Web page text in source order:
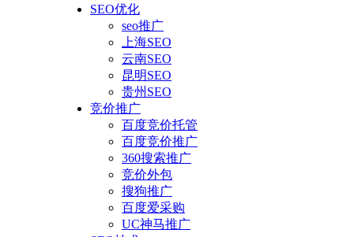
SEO优化
seo推广
上海SEO
云南SEO
昆明SEO
贵州SEO
竞价推广
百度竞价托管
百度竞价推广
360搜索推广
竞价外包
搜狗推广
百度爱采购
UC神马推广